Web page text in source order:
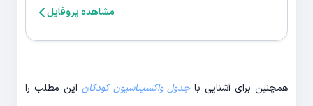
مشاهده پروفایل
همچنین برای آشنایی باجدول واکسیناسیون کودکان این مطلب را